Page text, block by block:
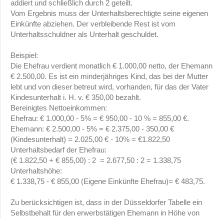
addiert und schließlich durch 2 geteilt.
Vom Ergebnis muss der Unterhaltsberechtigte seine eigenen
Einkünfte abziehen. Der verbleibende Rest ist vom
Unterhaltsschuldner als Unterhalt geschuldet.
Beispiel:
Die Ehefrau verdient monatlich € 1.000,00 netto, der Ehemann
€ 2.500,00. Es ist ein minderjähriges Kind, das bei der Mutter
lebt und von dieser betreut wird, vorhanden, für das der Vater
Kindesunterhalt i. H. v. € 350,00 bezahlt.
Bereinigtes Nettoeinkommen:
Ehefrau: € 1.000,00 - 5% = € 950,00 - 10 % = 855,00 €.
Ehemann: € 2.500,00 - 5% = € 2.375,00 - 350,00 €
(Kindesunterhalt) = 2.025,00 € - 10% = €1.822,50
Unterhaltsbedarf der Ehefrau:
(€ 1.822,50 + € 855,00) : 2 = 2.677,50 : 2 = 1.338,75
Unterhaltshöhe:
€ 1.338,75 - € 855,00 (Eigene Einkünfte Ehefrau)= € 483,75.
Zu berücksichtigen ist, dass in der Düsseldorfer Tabelle ein
Selbstbehalt für den erwerbstätigen Ehemann in Höhe von